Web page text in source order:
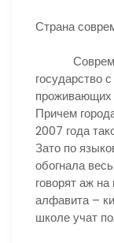
Страна
государство
проживающих
Причем
2007 года
Зато по
обогнала
говорят аж
алфавита –
школе учат